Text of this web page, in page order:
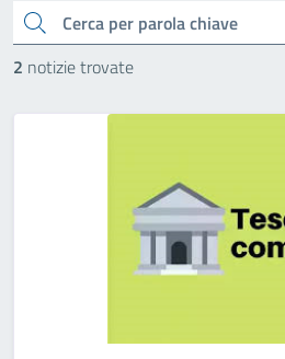
cerca
2 notizie trovate